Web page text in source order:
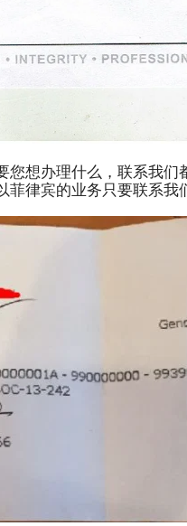
想办理什么，联系我
律宾的业务只要联系我